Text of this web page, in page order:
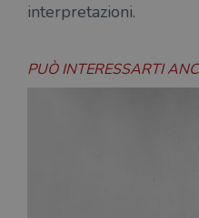
interpretazioni.
PUÒ INTERESSARTI